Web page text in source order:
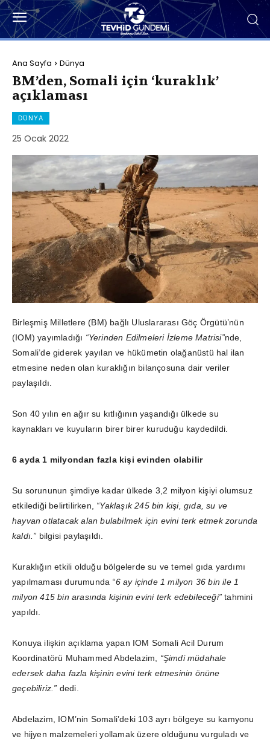
Ana Sayfa Dünya
BM’den, Somali için ‘kuraklık’
açıklaması
DÜNYA
25 Ocak 2022
Birleşmiş Milletlere (BM) bağlı Uluslararası Göç Örgütü’nün
(IOM) yayımladığı “Yerinden Edilmeleri İzleme Matrisi”nde,
Somali’de giderek yayılan ve hükümetin olağanüstü hal ilan
etmesine neden olan kuraklığın bilançosuna dair veriler
paylaşıldı.
Son 40 yılın en ağır su kıtlığının yaşandığı ülkede su
kaynakları ve kuyuların birer birer kuruduğu kaydedildi.
6 ayda 1 milyondan fazla kişi evinden olabilir
Su sorununun şimdiye kadar ülkede 3,2 milyon kişiyi olumsuz
etkilediği belirtilirken, “Yaklaşık 245 bin kişi, gıda, su ve
hayvan otlatacak alan bulabilmek için evini terk etmek zorunda
kaldı.” bilgisi paylaşıldı.
Kuraklığın etkili olduğu bölgelerde su ve temel gıda yardımı
yapılmaması durumunda “6 ay içinde 1 milyon 36 bin ile 1
milyon 415 bin arasında kişinin evini terk edebileceği” tahmini
yapıldı.
Konuya ilişkin açıklama yapan IOM Somali Acil Durum
Koordinatörü Muhammed Abdelazim, “Şimdi müdahale
edersek daha fazla kişinin evini terk etmesinin önüne
geçebiliriz.” dedi.
Abdelazim, IOM’nin Somali’deki 103 ayrı bölgeye su kamyonu
ve hijyen malzemeleri yollamak üzere olduğunu vurguladı ve